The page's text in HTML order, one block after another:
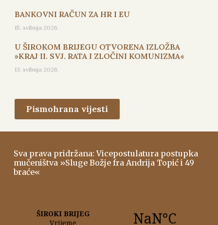
BANKOVNI RAČUN ZA HR I EU
15. svibnja 2026.
U ŠIROKOM BRIJEGU OTVORENA IZLOŽBA
»KRAJ II. SVJ. RATA I ZLOČINI KOMUNIZMA«
13. svibnja 2026.
Pismohrana vijesti
Sva prava pridržana: Vicepostulatura postupka
mučeništva »Sluge Božje fra Andrija Topić i 49
braće«